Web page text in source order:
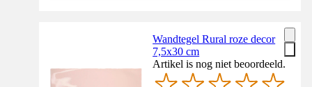
Wandtegel Rural roze decor
7,5x30 cm
Artikel is nog niet beoordeeld.